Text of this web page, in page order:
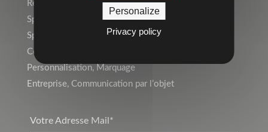
Rejoignez l’équipe !
Sports Individuels
Sport Collectif
Collectivités, Scolaire
Personnalisation, Marquage
Entreprise, Communication par l’objet
Votre Adresse Mail*
Personalize
Privacy policy